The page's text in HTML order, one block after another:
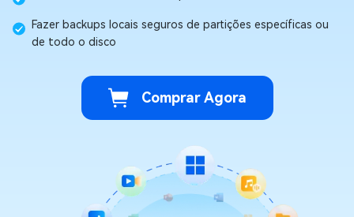
Fazer backups locais seguros de partições específicas ou
de todo o disco
Comprar Agora